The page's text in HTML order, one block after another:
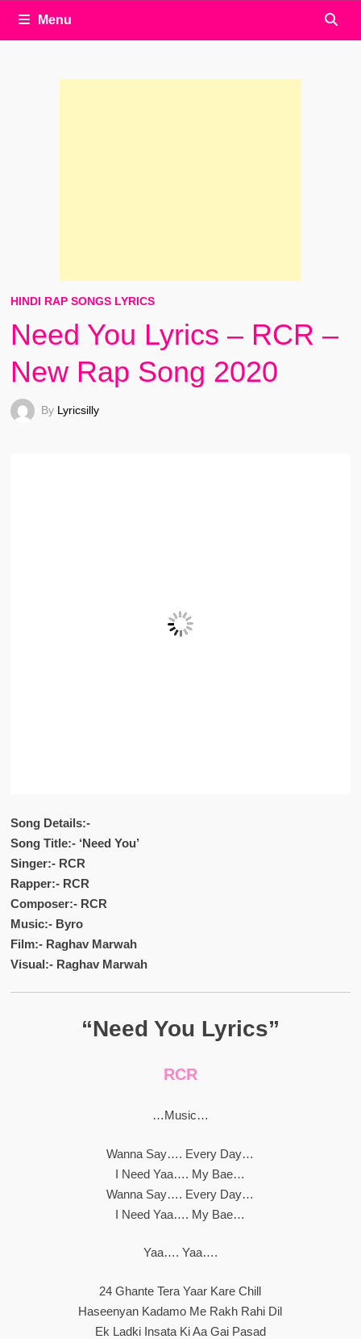
Menu
HINDI RAP SONGS LYRICS
Need You Lyrics – RCR –
New Rap Song 2020
By Lyricsilly
Song Details:-
Song Title:- ‘Need You’
Singer:- RCR
Rapper:- RCR
Composer:- RCR
Music:- Byro
Film:- Raghav Marwah
Visual:- Raghav Marwah
“Need You Lyrics”
RCR
…music…
Wanna Say…. Every Day…
I Need Yaa…. My Bae…
Wanna Say…. Every Day…
I Need Yaa…. My Bae…
Yaa…. Yaa….
24 Ghante Tera Yaar Kare Chill
Haseenyan Kadamo Me Rakh Rahi Dil
Ek Ladki Insata Ki Aa Gai Pasad